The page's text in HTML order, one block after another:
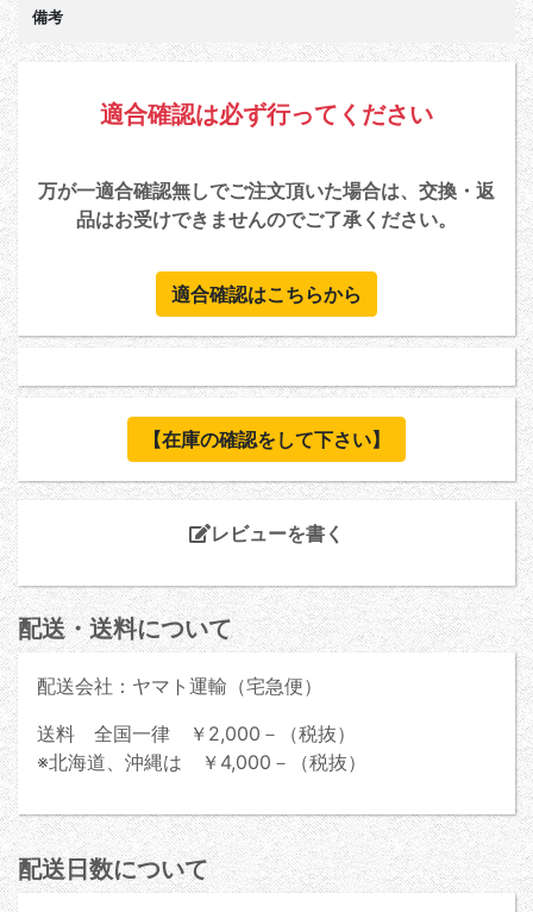
備考
適合確認は必ず行ってください
万が一適合確認無しでご注文頂いた場合は、交換・返
品はお受けできませんのでご了承ください。
適合確認はこちらから
【在庫の確認をして下さい】
レビューを書く
配送・送料について
配送会社：ヤマト運輸（宅急便）
送料 全国一律 ￥2,000－（税抜）
※北海道、沖縄は ￥4,000－（税抜）
配送日数について